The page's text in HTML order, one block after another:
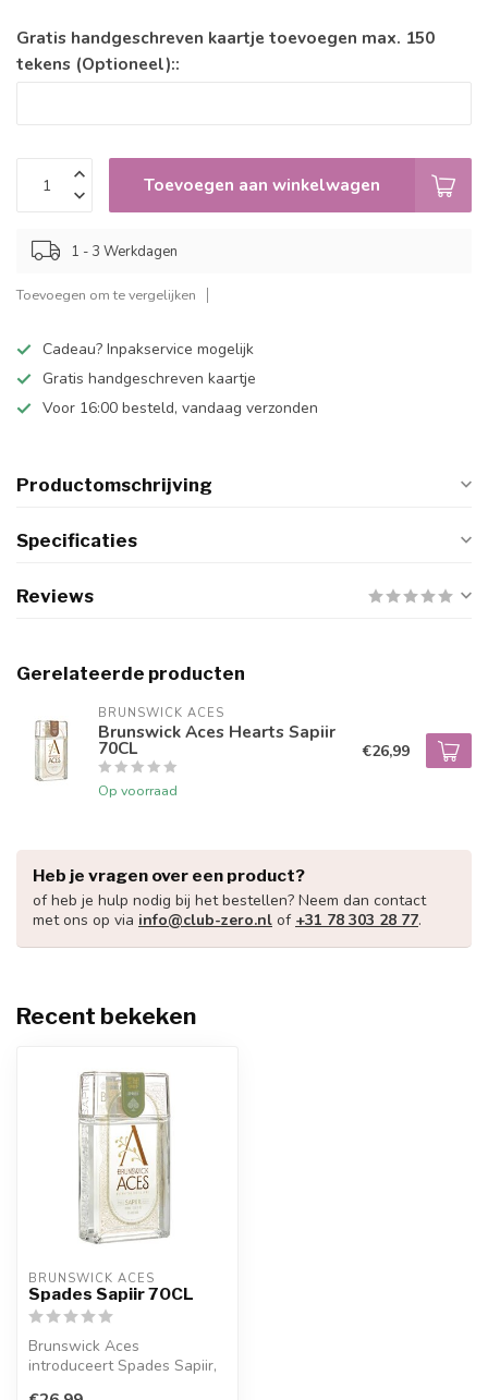
Gratis handgeschreven kaartje toevoegen max. 150
tekens (Optioneel)::
Toevoegen aan winkelwagen
1 - 3 Werkdagen
Toevoegen om te vergelijken
Cadeau? Inpakservice mogelijk
Gratis handgeschreven kaartje
Voor 16:00 besteld, vandaag verzonden
Productomschrijving
Specificaties
Reviews
Gerelateerde producten
BRUNSWICK ACES
Brunswick Aces Hearts Sapiir
70CL
Op voorraad
€26,99
Heb je vragen over een product?
of heb je hulp nodig bij het bestellen? Neem dan contact
met ons op via info@club-zero.nl of +31 78 303 28 77.
Recent bekeken
BRUNSWICK ACES
Spades Sapiir 70CL
Brunswick Aces
introduceert Spades Sapiir,